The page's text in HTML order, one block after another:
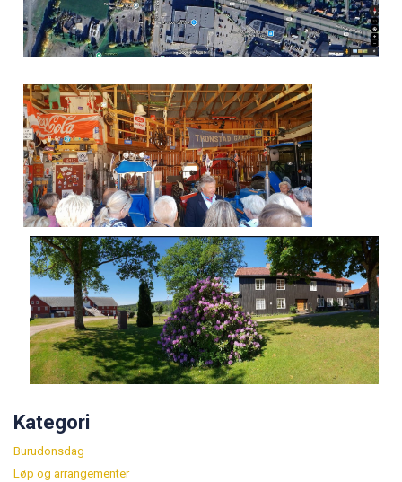
Kategori
Burudonsdag
Løp og arrangementer